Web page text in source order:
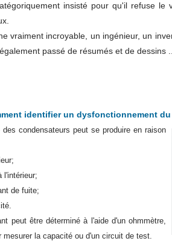
insisté pour qu'il refuse le
vraiment incroyable, un ingénieur, un
passé de résumés et de dessins ...
identifier un dysfonctionnement
des condensateurs peut se produire en raison
l'intérieur;
de fuite;
peut être déterminé à l'aide d'un ohmmètre,
mesurer la capacité ou d'un circuit de test.